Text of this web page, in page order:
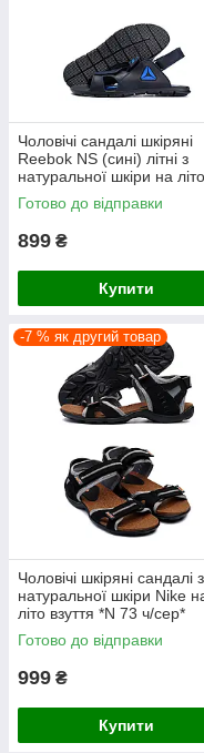
Чоловічі сандалі шкіряні
Reebok NS (сині) літні з
натуральної шкіри на літо
взуття *С2 син*
Готово до відправки
899 ₴
Купити
-7 % як другий товар
Чоловічі шкіряні сандалі з
натуральної шкіри Nike
літо взуття *N 73 ч/сер*
Готово до відправки
999 ₴
Купити